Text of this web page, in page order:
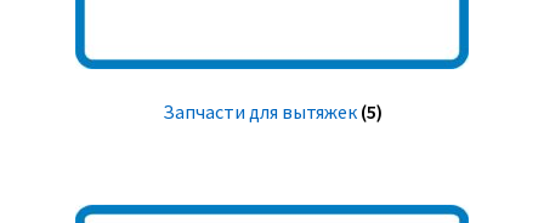
Запчасти для вытяжек (5)